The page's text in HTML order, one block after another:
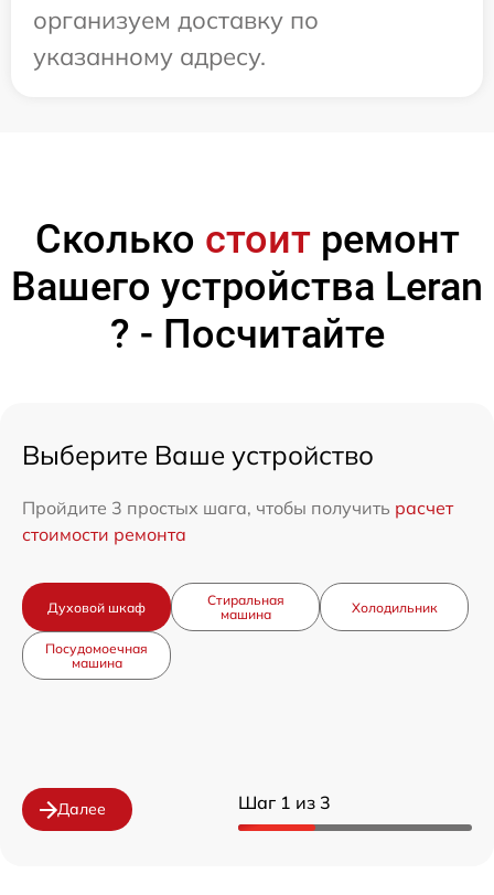
организуем доставку по
указанному адресу.
Сколько стоитремонт
Вашего устройства Leran
? - Посчитайте
Шаг 1 из 3
Выберите Ваше устройство
Пройдите 3 простых шага, чтобы получить расчет
стоимости ремонта
Духовой шкаф
Стиральная
машина
Холодильник
Посудомоечная
машина
Далее